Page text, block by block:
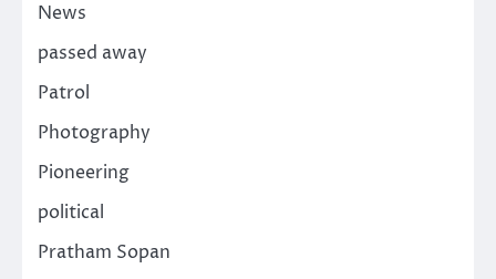
News
passed away
Patrol
Photography
Pioneering
political
Pratham Sopan